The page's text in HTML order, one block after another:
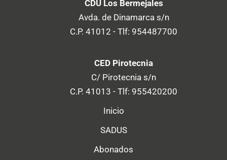
CDU Los Bermejales
Avda. de Dinamarca s/n
C.P. 41012 - Tlf: 954487700
CED Pirotecnia
C/ Pirotecnia s/n
C.P. 41013 - Tlf: 955420200
Inicio
SADUS
Abonados